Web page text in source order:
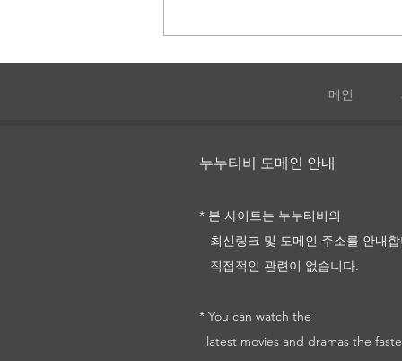
메인
누누티비 도메인 안내
* 본 사이트는 누누티비의
최신링크 및 도메인 주소를 안내
직접적인 관련이 없습니다.
* You can watch the
latest movies and dramas the